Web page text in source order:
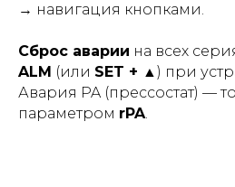
→ навигация кнопками.
Сброс аварии на всех
ALM (или SET + ▲) при
Авария PA (прессостат) —
параметром rPA.